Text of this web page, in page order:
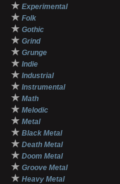
★ Experimental
★ Folk
★ Gothic
★ Grind
★ Grunge
★ Indie
★ Industrial
★ Instrumental
★ Math
★ Melodic
★ Metal
★ Black Metal
★ Death Metal
★ Doom Metal
★ Groove Metal
★ Heavy Metal